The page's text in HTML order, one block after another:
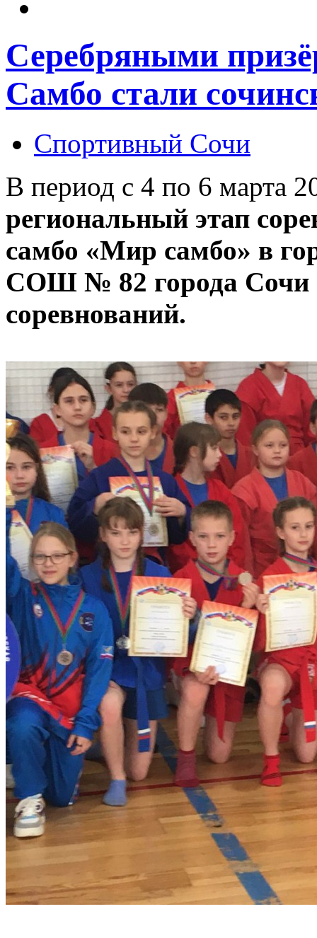
Серебряными
Самбо стали
Спортивный Сочи
В период с 4 по 6 марта
региональный этап
самбо «Мир самбо» в
СОШ № 82 города Сочи
соревнований.